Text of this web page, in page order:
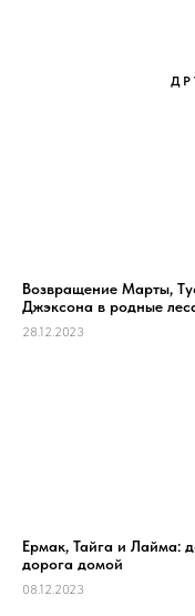
Возвращение Марты,
Джэксона в родные
28.12.2023
Ермак, Тайга и Лайма:
дорога домой
08.12.2023